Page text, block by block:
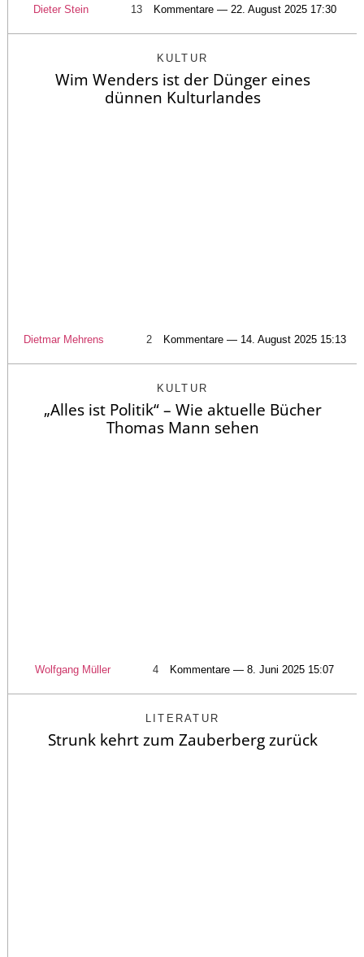
Dieter Stein 13 Kommentare — 22. August 2025 17:30
KULTUR
Wim Wenders ist der Dünger eines
dünnen Kulturlandes
Dietmar Mehrens 2 Kommentare — 14. August 2025 15:13
KULTUR
„Alles ist Politik“ – Wie aktuelle Bücher
Thomas Mann sehen
Wolfgang Müller 4 Kommentare — 8. Juni 2025 15:07
LITERATUR
Strunk kehrt zum Zauberberg zurück